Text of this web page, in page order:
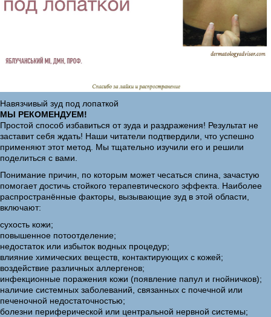
Навязчивый зуд под лопаткой
МЫ РЕКОМЕНДУЕМ!
Простой способ избавиться от зуда и раздражения! Результат не
заставит себя ждать! Наши читатели подтвердили, что успешно
применяют этот метод. Мы тщательно изучили его и решили
поделиться с вами.
Понимание причин, по которым может чесаться спина, зачастую
помогает достичь стойкого терапевтического эффекта. Наиболее
распространённые факторы, вызывающие зуд в этой области,
включают:
сухость кожи;
повышенное потоотделение;
недостаток или избыток водных процедур;
влияние химических веществ, контактирующих с кожей;
воздействие различных аллергенов;
инфекционные поражения кожи (появление папул и гнойничков);
наличие системных заболеваний, связанных с почечной или
печеночной недостаточностью;
болезни периферической или центральной нервной системы;